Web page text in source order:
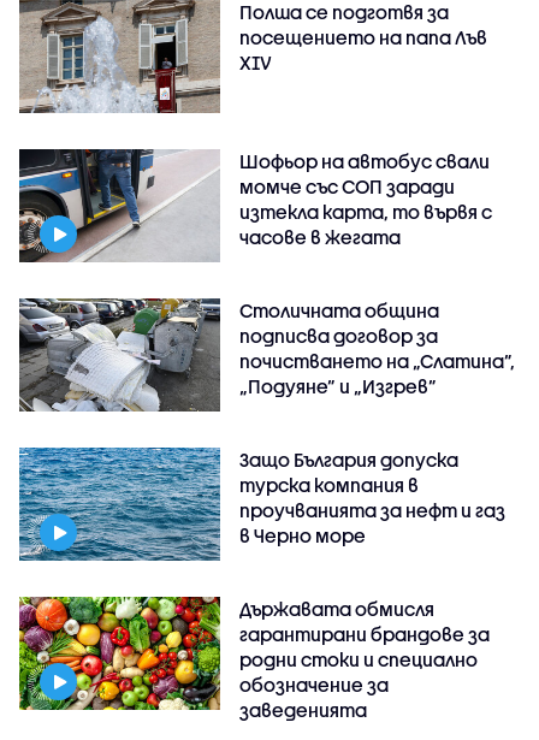
Полша се подготвя за
посещението на папа Лъв
XIV
Шофьор на автобус свали
момче със СОП заради
изтекла карта, то вървя с
часове в жегата
Столичната община
подписва договор за
почистването на „Слатина”,
„Подуяне” и „Изгрев”
Защо България допуска
турска компания в
проучванията за нефт и газ
в Черно море
Държавата обмисля
гарантирани брандове за
родни стоки и специално
обозначение за
заведенията